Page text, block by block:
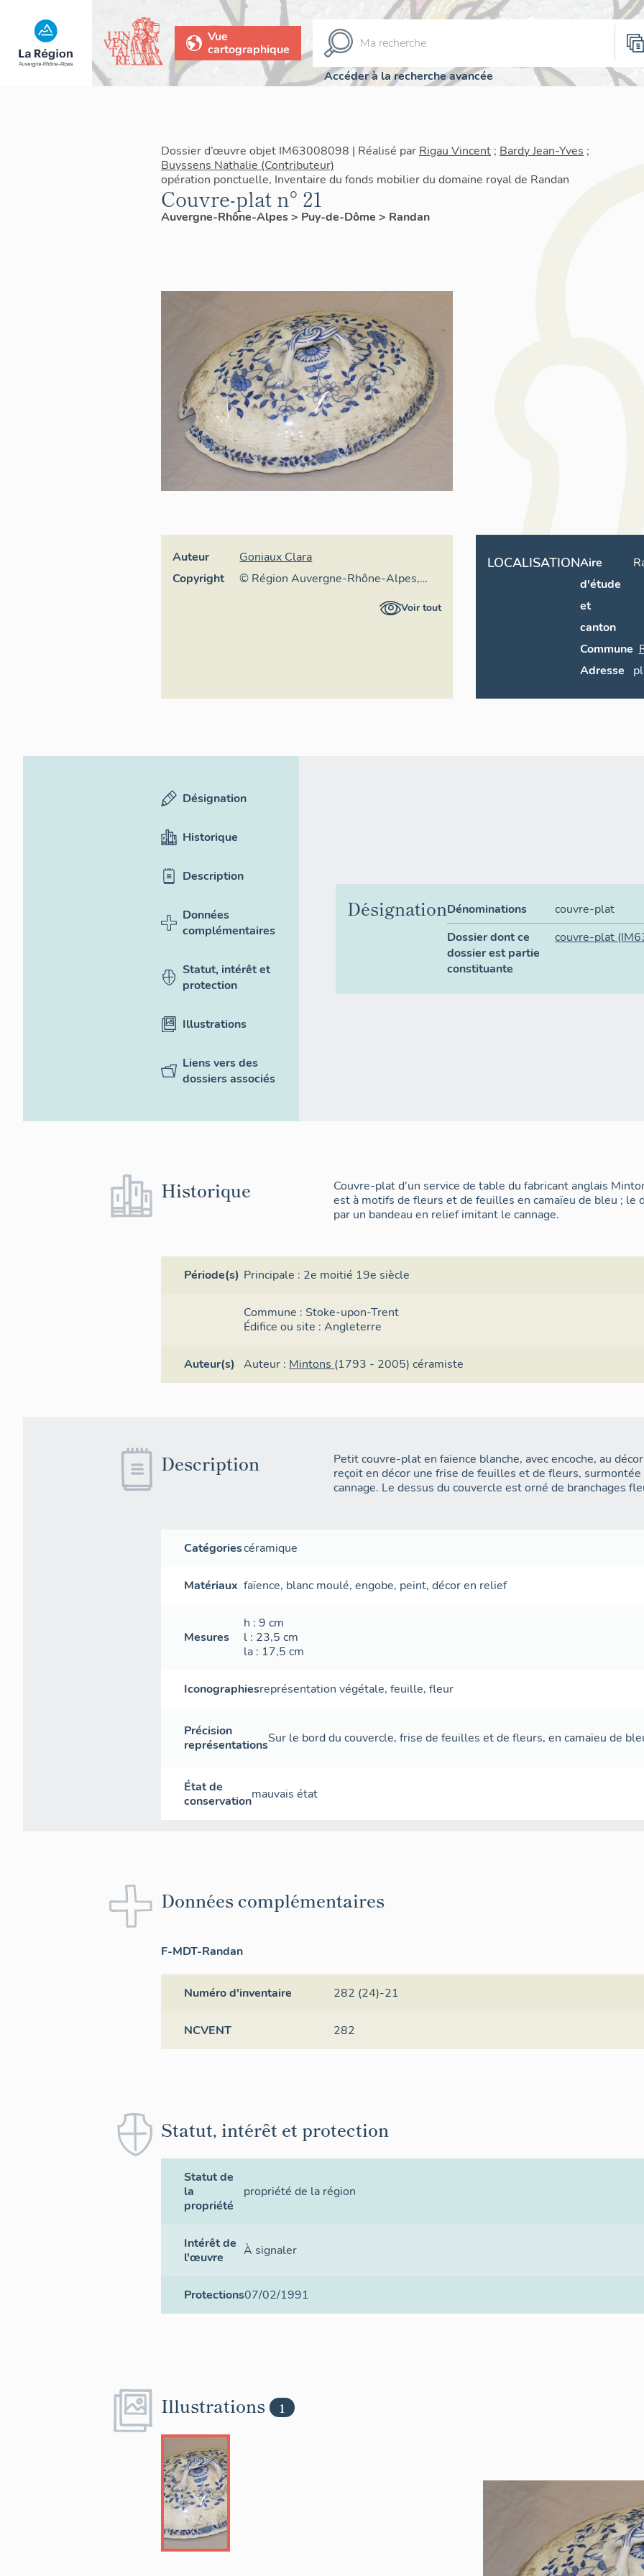
Vue
cartographique
Accéder à la recherche avancée
Dossier d’œuvre objet IM63008098 | Réalisé par Rigau Vincent ; Bardy Jean-Yves ;
Buyssens Nathalie (Contributeur)
opération ponctuelle, Inventaire du fonds mobilier du domaine royal de Randan
Couvre-plat n° 21
Auvergne-Rhône-Alpes> Puy-de-Dôme > Randan
Auteur
Goniaux Clara
Copyright
© Région Auvergne-Rhône-Alpes,
Inventaire général du patrimoineVoir tout
LOCALISATIONAire
d'étude
et
canton
Commune
Adresse
Désignation
Historique
Description
Données
complémentaires
Statut, intérêt et
protection
Illustrations
Liens vers des
dossiers associés
DésignationDénominations
couvre-plat
Dossier dont ce
dossier est partie
constituante
couvre-plat
Historique
Couvre-plat d'un service de table du fabricant anglais
est à motifs de fleurs et de feuilles en camaïeu de bleu ; le
par un bandeau en relief imitant le cannage.
Période(s) Principale : 2e moitié 19e siècle
Commune : Stoke-upon-Trent
Édifice ou site : Angleterre
Auteur(s) Auteur : Mintons (1793 - 2005) céramiste
Description
Petit couvre-plat en faïence blanche, avec encoche, au
reçoit en décor une frise de feuilles et de fleurs,
cannage. Le dessus du couvercle est orné de branchages
Catégoriescéramique
Matériaux faïence, blanc moulé,engobe, peint,décor en relief
Mesures
h : 9cm
l : 23,5cm
la : 17,5cm
Iconographiesreprésentation végétale, feuille, fleur
Précision
représentationsSur le bord du couvercle, frise de feuilles et de fleurs, en camaïeu de
État de
conservationmauvais état
Données complémentaires
F-MDT-Randan
Numéro d'inventaire 282 (24)-21
NCVENT 282
Statut, intérêt et protection
Statut de
la
propriété
propriété de la région
Intérêt de
l'œuvre
À signaler
Protections07/02/1991
Illustrations 1